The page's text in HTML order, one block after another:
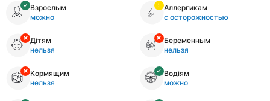
Взрослым
можно
Аллергикам
с осторожностью
Дітям
нельзя
Беременным
нельзя
Кормящим
нельзя
Водіям
можно